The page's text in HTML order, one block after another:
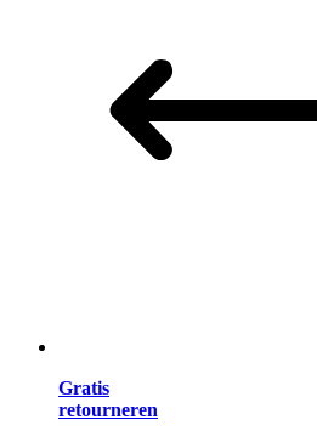
Gratis
retourneren